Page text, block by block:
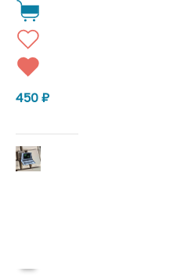
450 ₽